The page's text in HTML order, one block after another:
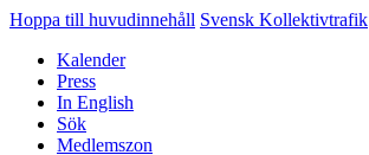
Hoppa till huvudinnehåll Svensk Kollektivtrafik
Kalender
Press
In English
Sök
Medlemszon